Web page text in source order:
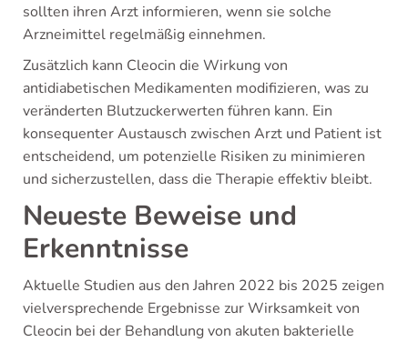
sollten ihren Arzt informieren, wenn sie solche
Arzneimittel regelmäßig einnehmen.
Zusätzlich kann Cleocin die Wirkung von
antidiabetischen Medikamenten modifizieren, was zu
veränderten Blutzuckerwerten führen kann. Ein
konsequenter Austausch zwischen Arzt und Patient ist
entscheidend, um potenzielle Risiken zu minimieren
und sicherzustellen, dass die Therapie effektiv bleibt.
Neueste Beweise und
Erkenntnisse
Aktuelle Studien aus den Jahren 2022 bis 2025 zeigen
vielversprechende Ergebnisse zur Wirksamkeit von
Cleocin bei der Behandlung von akuten bakterielle